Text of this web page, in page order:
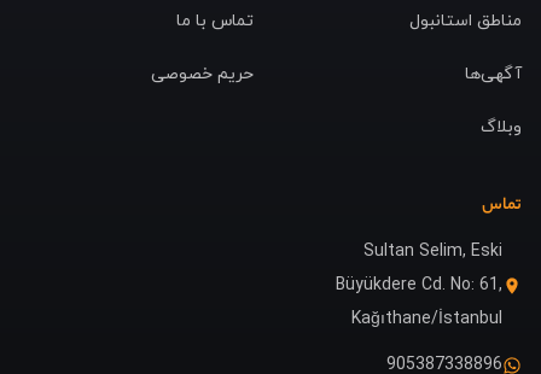
مناطق استانبول
آگهی‌ها
وبلاگ
تماس با ما
حریم خصوصی
تماس
Sultan Selim, Eski
Büyükdere Cd. No: 61,
Kağıthane/İstanbul
905387338896